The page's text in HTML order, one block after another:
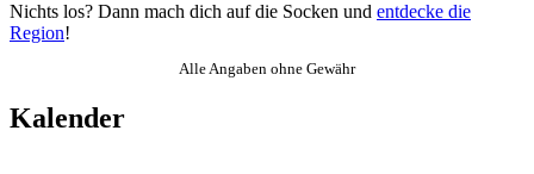
Nichts los? Dann mach dich auf die Socken und entdecke die
Region!
Alle Angaben ohne Gewähr
Kalender